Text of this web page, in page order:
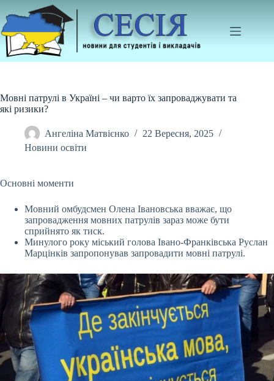
до
вмісту
Мовні патрулі в Україні – чи варто їх запроваджувати та
які ризики?
Ангеліна Матвієнко
22 Вересня, 2025
Новини освіти
Основні моменти
Мовний омбудсмен Олена Івановська вважає, що
запровадження мовних патрулів зараз може бути
сприйнято як тиск.
Минулого року міський голова Івано-Франківська Руслан
Марцінків запропонував запровадити мовні патрулі.